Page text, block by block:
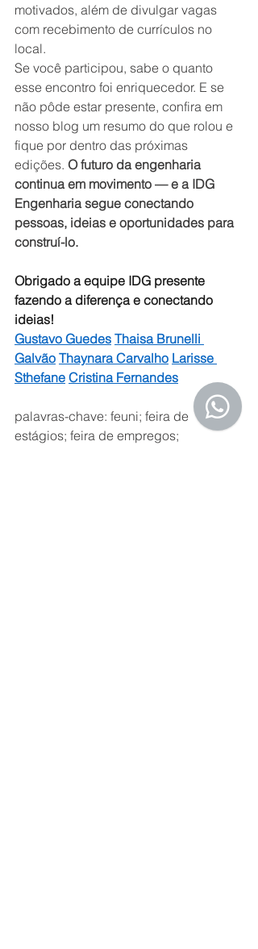
motivados, além de divulgar vagas
com recebimento de currículos no
local.
Se você participou, sabe o quanto
esse encontro foi enriquecedor. E se
não pôde estar presente, confira em
nosso blog um resumo do que rolou e
fique por dentro das próximas
edições. O futuro da engenharia
continua em movimento — e a IDG
Engenharia segue conectando
pessoas, ideias e oportunidades para
construí-lo.
Obrigado a equipe IDG presente
fazendo a diferença e conectando
ideias!
Gustavo Guedes Thaisa Brunelli
Galvão Thaynara Carvalho Larisse
Sthefane Cristina Fernandes
palavras-chave: feuni; feira de
estágios; feira de empregos;